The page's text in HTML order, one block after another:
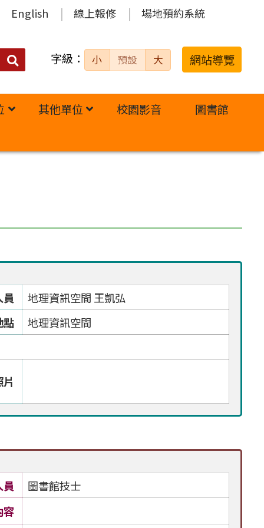
English 線上報修 場地預約系統
搜
字級： 小 預設 大 網站導覽
其他單位 校園影音 圖書館
員
地理資訊空間 王凱弘
點
地理資訊空間
圖書館技士
容